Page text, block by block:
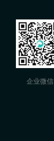
企业微信